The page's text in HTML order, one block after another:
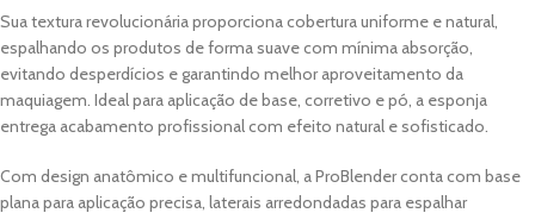
Sua textura revolucionária proporciona cobertura uniforme e natural,
espalhando os produtos de forma suave com mínima absorção,
evitando desperdícios e garantindo melhor aproveitamento da
maquiagem. Ideal para aplicação de base, corretivo e pó, a esponja
entrega acabamento profissional com efeito natural e sofisticado.
Com design anatômico e multifuncional, a ProBlender conta com base
plana para aplicação precisa, laterais arredondadas para espalhar